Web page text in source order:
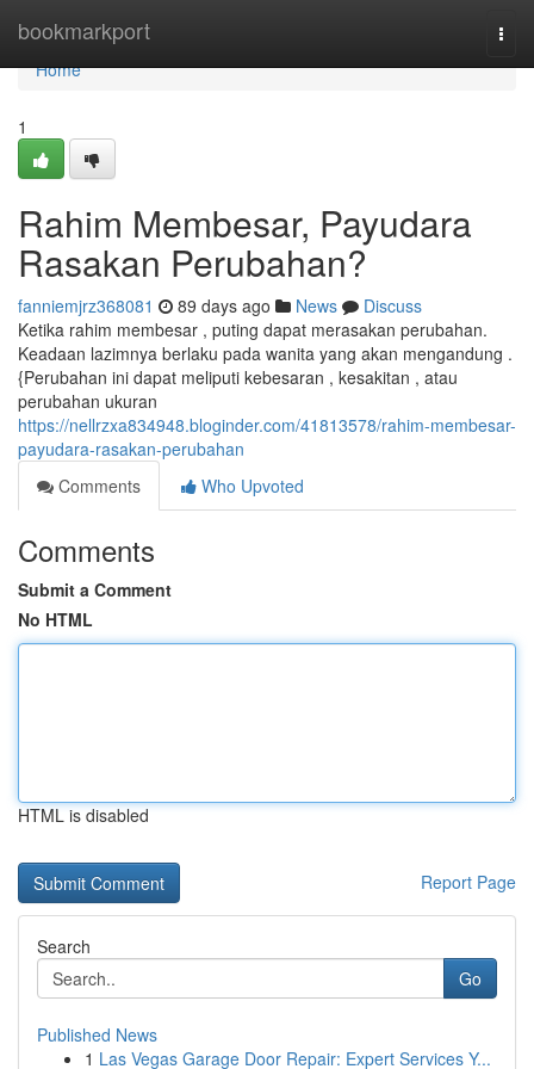
bookmarkport
Home
Home
1
Rahim Membesar, Payudara
Rasakan Perubahan?
fanniemjrz368081 89 days ago News
Discuss
Ketika rahim membesar , puting dapat merasakan perubahan.
Keadaan lazimnya berlaku pada wanita yang akan mengandung .
{Perubahan ini dapat meliputi kebesaran , kesakitan , atau
perubahan ukuran
https://nellrzxa834948.bloginder.com/41813578/rahim-membesar-
payudara-rasakan-perubahan
Comments
Who Upvoted
Comments
Submit a Comment
No HTML
HTML is disabled
Report Page
Search
Go
Published News
1 Las Vegas Garage Door Repair: Expert Services Y...